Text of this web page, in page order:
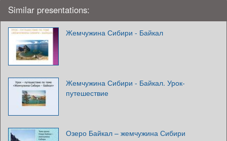
Similar presentations:
Жемчужина Сибири - Байкал
Жемчужина Сибири - Байкал. Урок-
путешествие
Озеро Байкал – жемчужина Сибири